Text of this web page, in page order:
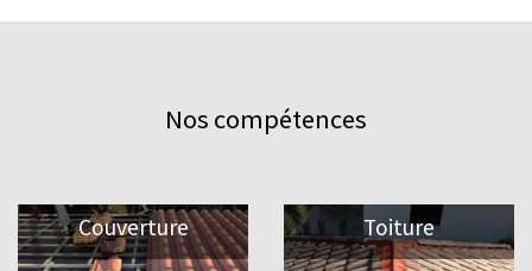
Nos compétences
Couverture Toiture